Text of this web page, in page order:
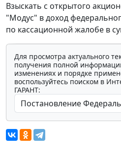
Взыскать с открытого
"Модус" в доход
по кассационной жалобе в
Для просмотра актуального
получения полной
изменениях и порядке
воспользуйтесь поиском в
ГАРАНТ: